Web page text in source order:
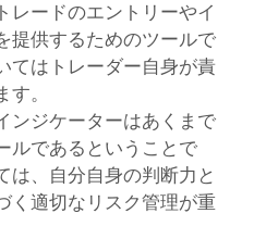
レードのエントリーやイ
提供するためのツールで
てはトレーダー自身が責
。
ンジケーターはあくまで
ルであるということで
は、自分自身の判断力と
く適切なリスク管理が重